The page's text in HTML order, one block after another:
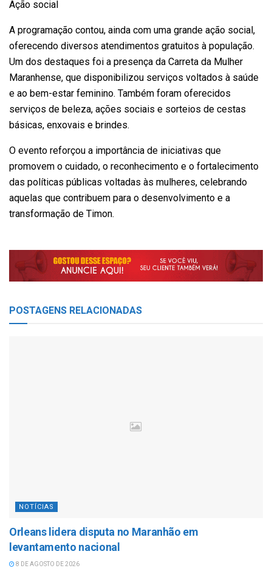
Ação social
A programação contou, ainda com uma grande ação social,
oferecendo diversos atendimentos gratuitos à população.
Um dos destaques foi a presença da Carreta da Mulher
Maranhense, que disponibilizou serviços voltados à saúde
e ao bem-estar feminino. Também foram oferecidos
serviços de beleza, ações sociais e sorteios de cestas
básicas, enxovais e brindes.
O evento reforçou a importância de iniciativas que
promovem o cuidado, o reconhecimento e o fortalecimento
das políticas públicas voltadas às mulheres, celebrando
aquelas que contribuem para o desenvolvimento e a
transformação de Timon.
POSTAGENS RELACIONADAS
NOTÍCIAS
Orleans lidera disputa no Maranhão em
levantamento nacional
8 DE AGOSTO DE 2026